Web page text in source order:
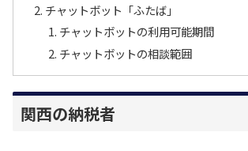
チャットボット「ふたば」
チャットボットの利用可能期間
チャットボットの相談範囲
関西の納税者